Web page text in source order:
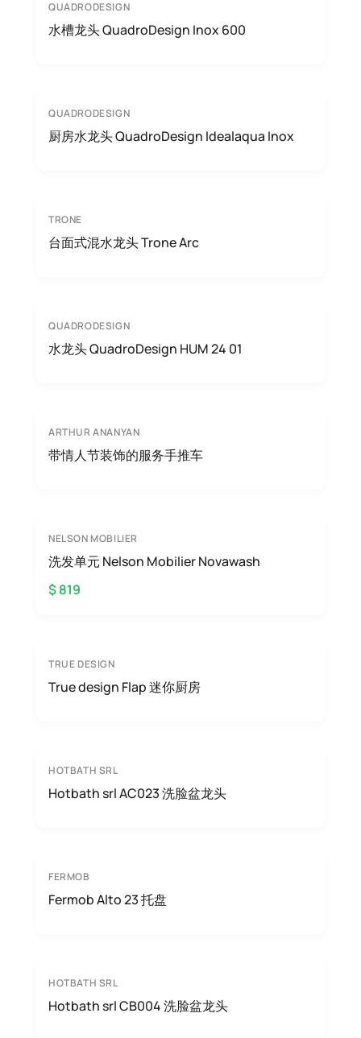
QUADRODESIGN
水槽龙头 QuadroDesign Inox 600
QUADRODESIGN
厨房水龙头 QuadroDesign Idealaqua Inox
TRONE
台面式混水龙头 Trone Arc
QUADRODESIGN
水龙头 QuadroDesign HUM 24 01
ARTHUR ANANYAN
带情人节装饰的服务手推车
NELSON MOBILIER
洗发单元 Nelson Mobilier Novawash
$ 819
TRUE DESIGN
True design Flap 迷你厨房
HOTBATH SRL
Hotbath srl AC023 洗脸盆龙头
FERMOB
Fermob Alto 23 托盘
HOTBATH SRL
Hotbath srl CB004 洗脸盆龙头